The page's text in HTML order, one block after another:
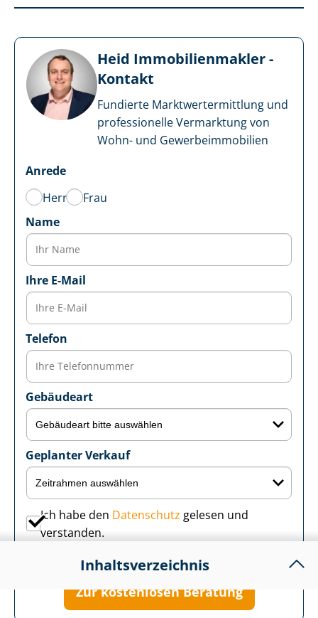
In­halts­ver­zeich­nis
Nebenkosten und Betriebskosten: der
Heid Im­mo­bi­li­en­mak­ler -
Kontakt
Fundierte Markt­wert­ermitt­lung und
professionelle Vermarktung von
Wohn- und Ge­wer­be­im­mo­bi­li­en
Anrede
Herr
Frau
Name
Ihre E-Mail
Telefon
Gebäudeart
Geplanter Verkauf
Ich habe den Datenschutz gelesen und
verstanden.
Zur kostenlosen Beratung